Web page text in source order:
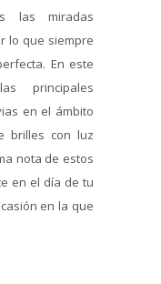
las miradas
lo que siempre
En este
principales
en el ámbito
brilles con luz
nota de estos
en el día de tu
en la que